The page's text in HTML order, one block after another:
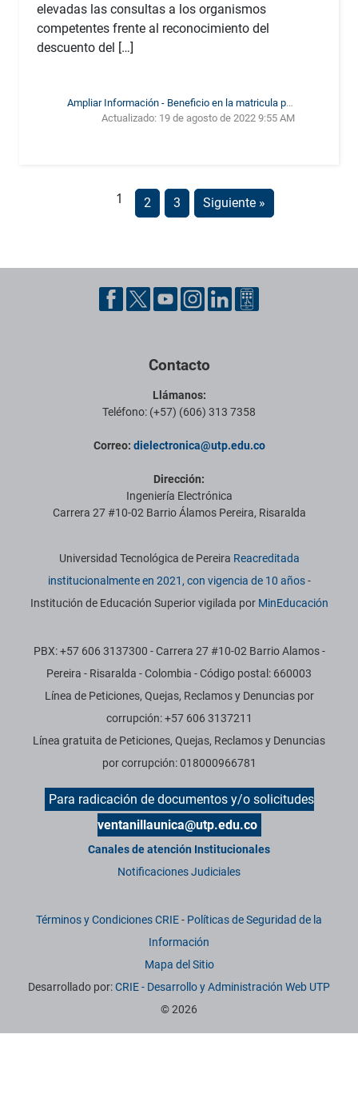
elevadas las consultas a los organismos
competentes frente al reconocimiento del
descuento del […]
Ampliar Información - Beneficio en la matricula por
votación
Actualizado: 19 de agosto de 2022 9:55 AM
1 2 3 Siguiente »
Pie de página con información de contacto, redes sociales y datos
Contacto
Llámanos:
Teléfono: (+57) (606) 313 7358
Correo: dielectronica@utp.edu.co
Dirección:
Ingeniería Electrónica
Carrera 27 #10-02 Barrio Álamos Pereira, Risaralda
Información institucional
Universidad Tecnológica de Pereira Reacreditada
institucionalmente en 2021, con vigencia de 10 años-
Institución de Educación Superior vigilada por MinEducación
PBX: +57 606 3137300 - Carrera 27 #10-02 Barrio Alamos -
Pereira - Risaralda - Colombia - Código postal: 660003
Línea de Peticiones, Quejas, Reclamos y Denuncias por
corrupción: +57 606 3137211
Línea gratuita de Peticiones, Quejas, Reclamos y Denuncias
por corrupción: 018000966781
Para radicación de documentos y/o solicitudes
ventanillaunica@utp.edu.co
Canales de atención Institucionales
Notificaciones Judiciales
Términos y Condiciones CRIE- Políticas de Seguridad de la
Información
Mapa del Sitio
Desarrollado por:CRIE - Desarrollo y Administración Web UTP
© 2026